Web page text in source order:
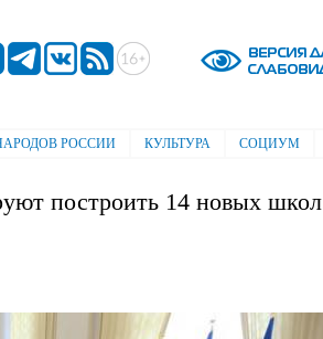
содержанию
РОССИИ КУЛЬТУРА СОЦИУМ
построить 14 новых школ